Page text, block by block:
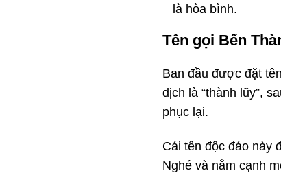
là hòa bình.
Tên gọi Bến
Ban đầu được đặt
dịch là “thành lũy”,
phục lại.
Cái tên độc đáo này
Nghé và nằm cạnh